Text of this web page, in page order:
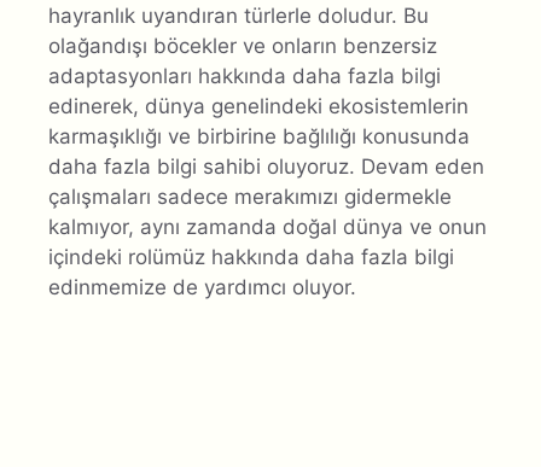
hayranlık uyandıran türlerle doludur. Bu
olağandışı böcekler ve onların benzersiz
adaptasyonları hakkında daha fazla bilgi
edinerek, dünya genelindeki ekosistemlerin
karmaşıklığı ve birbirine bağlılığı konusunda
daha fazla bilgi sahibi oluyoruz. Devam eden
çalışmaları sadece merakımızı gidermekle
kalmıyor, aynı zamanda doğal dünya ve onun
içindeki rolümüz hakkında daha fazla bilgi
edinmemize de yardımcı oluyor.